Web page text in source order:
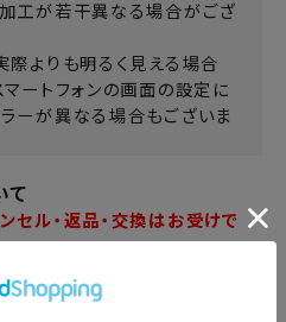
工が若干異なる場合がござ
際よりも明るく見える場合
マートフォンの画面の設定に
ーが異なる場合もございま
て
セル・返品・交換はお受けで
色間違い、サイズ間違い、イ
客様の都合によるキャンセ